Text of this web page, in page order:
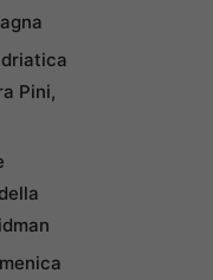
Pini,